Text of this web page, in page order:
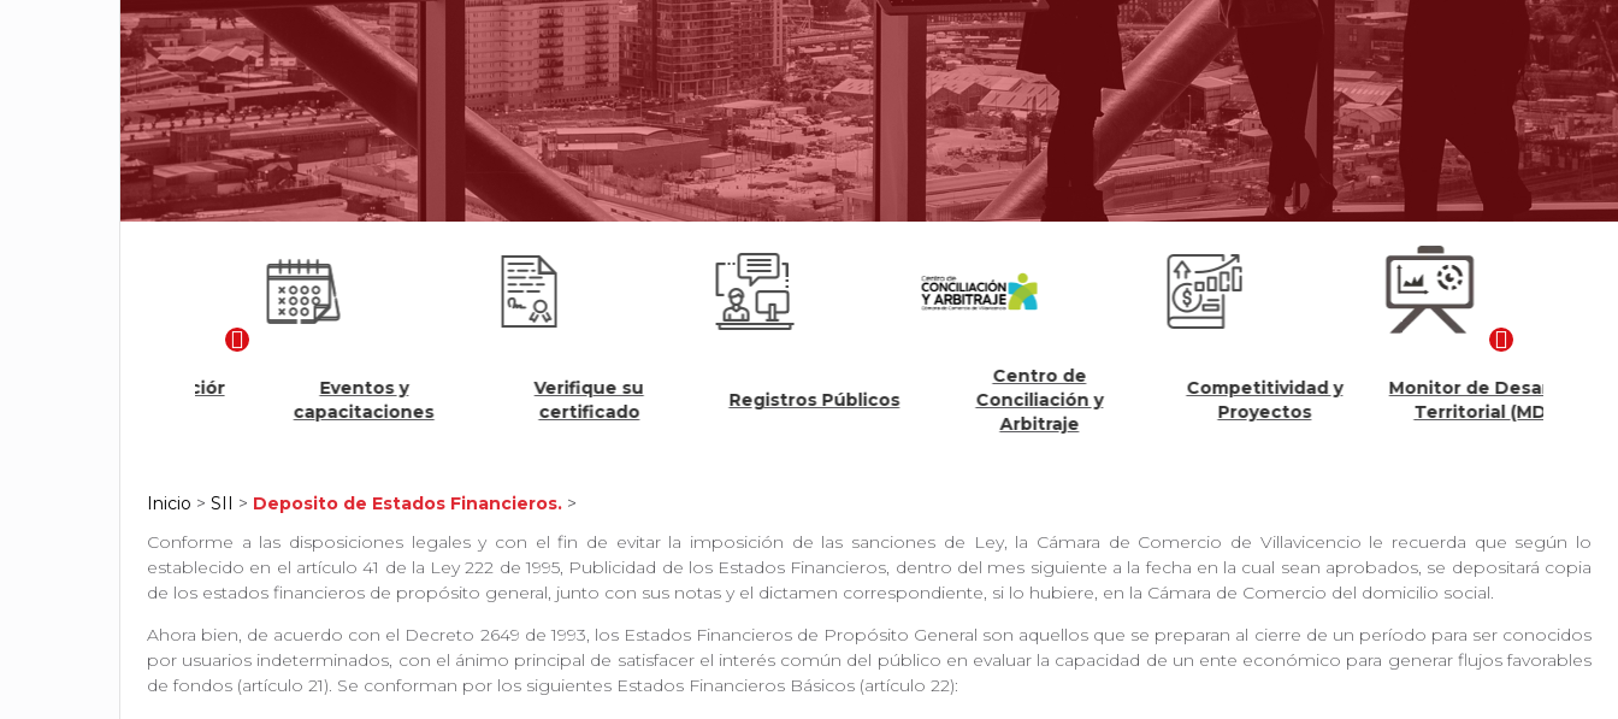
Eventos y
capacitaciones
Verifique su
certificado
Registros Públicos
Centro de
Conciliación y
Arbitraje
Competitividad y
Proyectos
Monitor de Desarrollo
Territorial (MDT)
Inicio > SII > Deposito de Estados Financieros. >
Conforme a las disposiciones legales y con el fin de evitar la imposición de las sanciones de Ley, la Cámara de Comercio de Villavicencio le recuerda que según lo
establecido en el artículo 41 de la Ley 222 de 1995, Publicidad de los Estados Financieros, dentro del mes siguiente a la fecha en la cual sean aprobados, se depositará copia
de los estados financieros de propósito general, junto con sus notas y el dictamen correspondiente, si lo hubiere, en la Cámara de Comercio del domicilio social.
Ahora bien, de acuerdo con el Decreto 2649 de 1993, los Estados Financieros de Propósito General son aquellos que se preparan al cierre de un período para ser conocidos
por usuarios indeterminados, con el ánimo principal de satisfacer el interés común del público en evaluar la capacidad de un ente económico para generar flujos favorables
de fondos (artículo 21). Se conforman por los siguientes Estados Financieros Básicos (artículo 22):